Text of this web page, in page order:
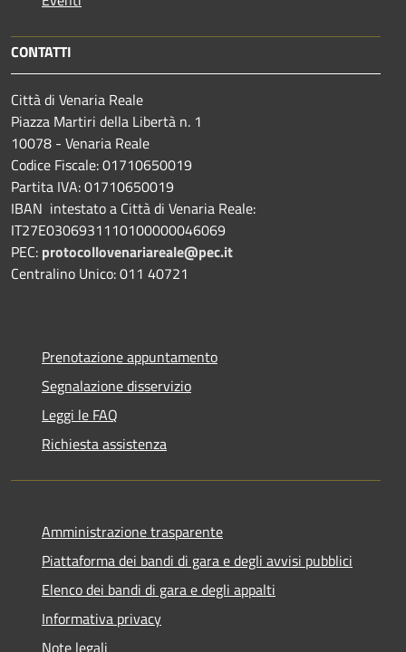
CONTATTI
Città di Venaria Reale
Piazza Martiri della Libertà n. 1
10078 - Venaria Reale
Codice Fiscale: 01710650019
Partita IVA: 01710650019
IBAN intestato a Città di Venaria Reale:
IT27E0306931110100000046069
PEC: protocollovenariareale@pec.it
Centralino Unico: 011 40721
Prenotazione appuntamento
Segnalazione disservizio
Leggi le FAQ
Richiesta assistenza
Amministrazione trasparente
Piattaforma dei bandi di gara e degli avvisi pubblici
Elenco dei bandi di gara e degli appalti
Informativa privacy
Note legali